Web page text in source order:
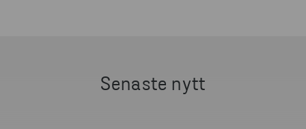
Senaste nytt